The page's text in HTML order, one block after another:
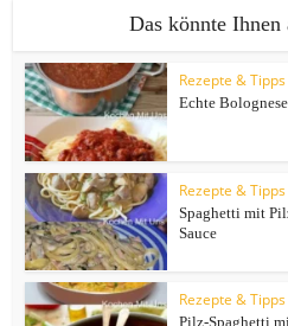
Das könnte Ihnen
Rezepte & Tipps
Echte
Rezepte & Tipps
Spaghetti mit
Sauce
Rezepte & Tipps
Pilz-Spaghetti